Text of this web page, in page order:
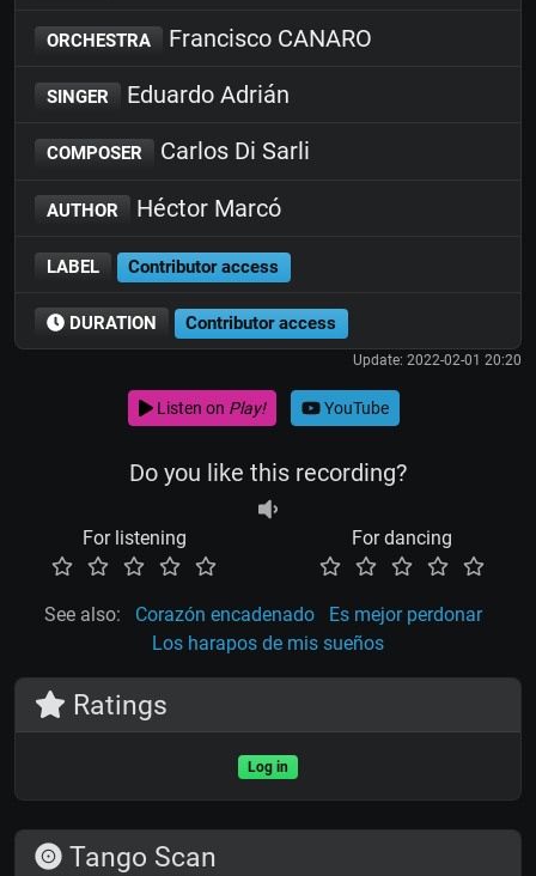
ORCHESTRA Francisco CANARO
SINGER Eduardo Adrián
COMPOSER Carlos Di Sarli
AUTHOR Héctor Marcó
LABEL Contributor access
DURATION Contributor access
Update: 2022-02-01 20:20
Listen on Play! YouTube
Do you like this recording?
For listening For dancing
See also: Corazón encadenado
Es mejor perdonar
Los harapos de mis sueños
Ratings
Log in
Tango Scan